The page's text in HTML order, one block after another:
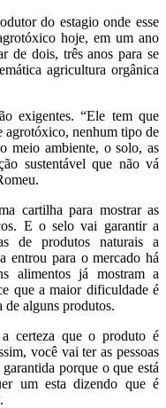
do estagio onde esse
hoje, em um ano
de dois, três anos para se
agricultura orgânica
exigentes. “Ele tem que
agrotóxico, nenhum tipo de
meio ambiente, o solo, as
sustentável que não vá
cartilha para mostrar as
E o selo vai garantir a
de produtos naturais a
entrou para o mercado há
alimentos já mostram a
que a maior dificuldade é
de alguns produtos.
certeza que o produto é
você vai ter as pessoas
porque o que está
um esta dizendo que é